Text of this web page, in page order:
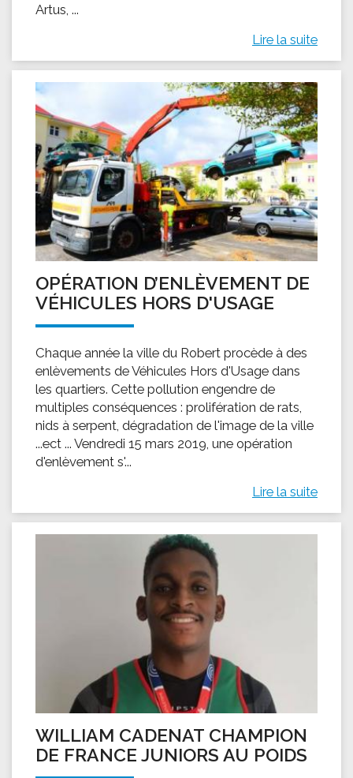
Artus, ...
Lire la suite
OPÉRATION D’ENLÈVEMENT DE
VÉHICULES HORS D'USAGE
Chaque année la ville du Robert procède à des
enlèvements de Véhicules Hors d'Usage dans
les quartiers. Cette pollution engendre de
multiples conséquences : prolifération de rats,
nids à serpent, dégradation de l'image de la ville
...ect ... Vendredi 15 mars 2019, une opération
d'enlèvement s'...
Lire la suite
WILLIAM CADENAT CHAMPION
DE FRANCE JUNIORS AU POIDS